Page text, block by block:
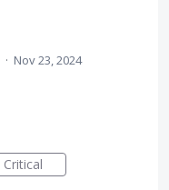
· Nov 23, 2024
Critical